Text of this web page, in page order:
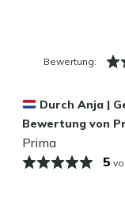
Bewertung:
Durch Anja |
Bewertung von
Prima
5